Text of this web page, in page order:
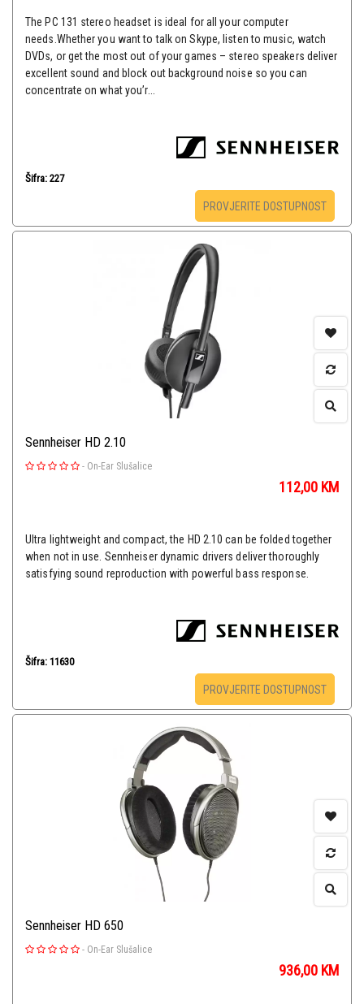
The PC 131 stereo headset is ideal for all your computer
needs.Whether you want to talk on Skype, listen to music, watch
DVDs, or get the most out of your games – stereo speakers deliver
excellent sound and block out background noise so you can
concentrate on what you’r...
Šifra: 227
PROVJERITE DOSTUPNOST
Sennheiser HD 2.10
- On-Ear Slušalice
112,00 KM
Ultra lightweight and compact, the HD 2.10 can be folded together
when not in use. Sennheiser dynamic drivers deliver thoroughly
satisfying sound reproduction with powerful bass response.
Šifra: 11630
PROVJERITE DOSTUPNOST
Sennheiser HD 650
- On-Ear Slušalice
936,00 KM